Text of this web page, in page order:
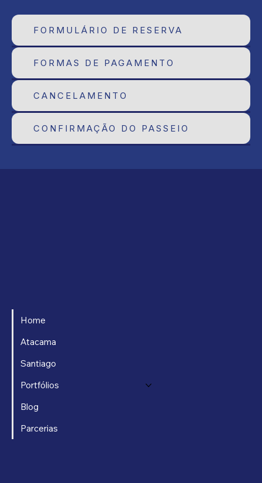
FORMULÁRIO DE RESERVA
FORMAS DE PAGAMENTO
CANCELAMENTO
CONFIRMAÇÃO DO PASSEIO
Home
Atacama
Santiago
Portfólios
Blog
Parcerias